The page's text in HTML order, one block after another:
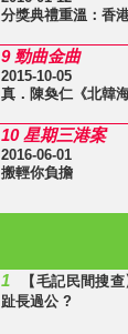
分獎典禮重溫：香
9 勁曲金曲
2015-10-05
真．陳奐仁《北韓
10 星期三港案
2016-06-01
搬輕你負擔
1
【毛記民間搜
趾長過公 ?